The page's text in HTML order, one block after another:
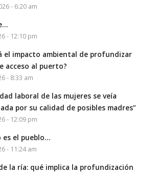
- 6:20 am
- 12:10 pm
el impacto ambiental de profundizar
acceso al puerto?
- 8:33 am
laboral de las mujeres se veía
por su calidad de posibles madres”
- 12:09 pm
es el pueblo…
- 11:24 am
la ría: qué implica la profundización